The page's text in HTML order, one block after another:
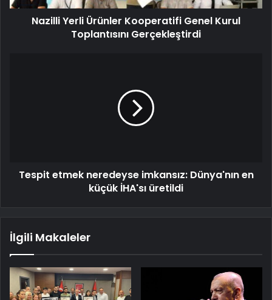
Nazilli Yerli Ürünler Kooperatifi Genel Kurul
Toplantısını Gerçekleştirdi
Tespit etmek neredeyse imkansız: Dünya'nın en
küçük İHA'sı üretildi
İlgili Makaleler